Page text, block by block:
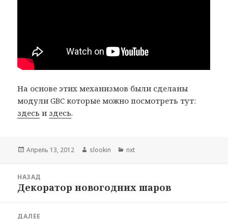
На основе этих механизмов были сделаны
модули GBC которые можно посмотреть тут:
здесь и здесь.
Опубликовано
Апрель 13, 2012 Автор
slookin Рубрики
nxt
записям
НАЗАД
Предыдущая
Декоратор новогодних шаров
ДАЛЕЕ